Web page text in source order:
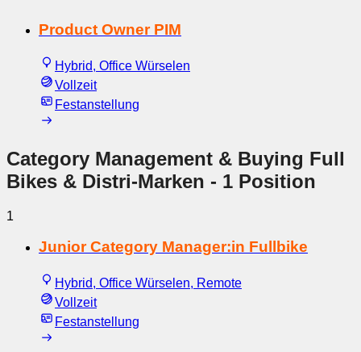
Product Owner PIM
Hybrid, Office Würselen
Vollzeit
Festanstellung
Category Management & Buying Full
Bikes & Distri-Marken - 1 Position
1
Junior Category Manager:in Fullbike
Hybrid, Office Würselen, Remote
Vollzeit
Festanstellung